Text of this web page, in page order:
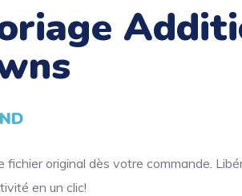
fichier original dès votre commande.
en un clic!